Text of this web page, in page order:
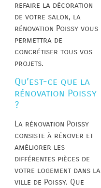
refaire la décoration
de votre salon, la
rénovation Poissy vous
permettra de
concrétiser tous vos
projets.
Qu’est-ce que la
rénovation Poissy
?
La rénovation Poissy
consiste à rénover et
améliorer les
différentes pièces de
votre logement dans la
ville de Poissy. Que